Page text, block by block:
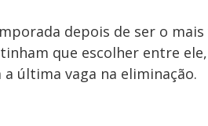
depois de ser o
que escolher entre
última vaga na eliminação.